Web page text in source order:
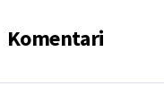
Komentari